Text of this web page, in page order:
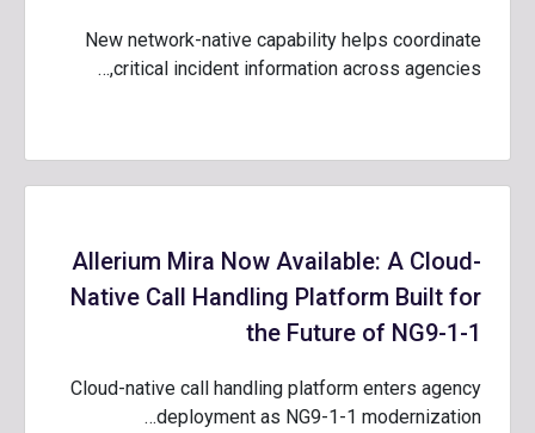
New network-native capability helps coordinate
critical incident information across agencies,…
Allerium Mira Now Available: A Cloud-
Native Call Handling Platform Built for
the Future of NG9-1-1
Cloud-native call handling platform enters agency
deployment as NG9-1-1 modernization…